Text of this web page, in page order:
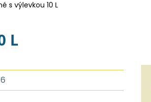
s výlevkou 10 L
L